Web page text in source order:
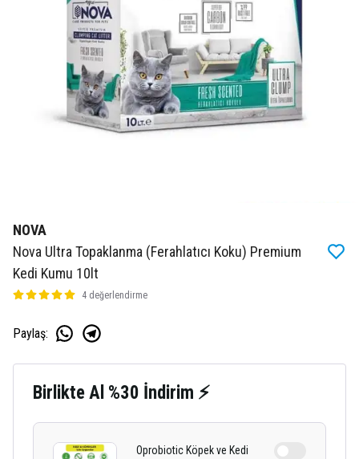
NOVA
Nova Ultra Topaklanma (Ferahlatıcı Koku) Premium
Kedi Kumu 10lt
4 değerlendirme
Paylaş:
Birlikte Al %30 İndirim ⚡
Oprobiotic Köpek ve Kedi